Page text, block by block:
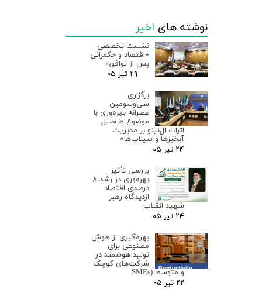
نوشته های اخیر
نشست تخصصی
«اقتصاد و حکمرانی
پس از توافق»
۲۹ تیر ۰۵
برگزاری
سی‌وسومین
عصرانه بهره‌وری با
موضوع «تحلیل
اثرات ال‌نینو بر مدیریت
آبخیزها و سیلاب‌ها»
۲۴ تیر ۰۵
بررسی تأثیر
بهره‌وری در رشد ۸
درصدی اقتصاد
ازدیدگاه رهبر
شهید انقلاب
۲۴ تیر ۰۵
بهره‌گیری از هوش
مصنوعی برای
تولید هوشمند در
شرکت‌های کوچک
و متوسط (SMEs
۲۲ تیر ۰۵